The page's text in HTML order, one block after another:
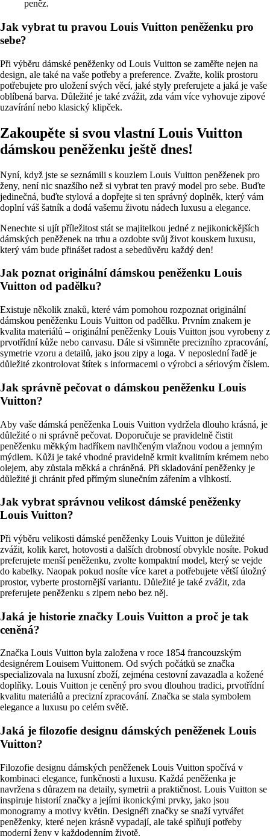
peněz.
Jak vybrat tu pravou Louis Vuitton peněženku pro
sebe?
Při výběru dámské peněženky od Louis Vuitton se zaměřte nejen na
design, ale také na vaše potřeby a preference. Zvažte, kolik prostoru
potřebujete pro uložení svých věcí, jaké styly preferujete a jaká je vaše
oblíbená barva. Důležité je také zvážit, zda vám více vyhovuje zipové
uzavírání nebo klasický klipček.
Zakoupěte si svou vlastní Louis Vuitton
dámskou peněženku ještě dnes!
Nyní, když jste se seznámili s kouzlem Louis Vuitton peněženek pro
ženy, není nic snazšího než si vybrat ten pravý model pro sebe. Buďte
jedinečná, buďte stylová a dopřejte si ten správný doplněk, který vám
doplní váš šatník a dodá vašemu životu nádech luxusu a elegance.
Nenechte si ujít příležitost stát se majitelkou jedné z nejikonickějších
dámských peněženek na trhu a ozdobte svůj život kouskem luxusu,
který vám bude přinášet radost a sebedůvěru každý den!
Jak poznat originální dámskou peněženku Louis
Vuitton od padělku?
Existuje několik znaků, které vám pomohou rozpoznat originální
dámskou peněženku Louis Vuitton od padělku. Prvním znakem je
kvalita materiálů – originální peněženky Louis Vuitton jsou vyrobeny z
prvotřídní kůže nebo canvasu. Dále si všimněte precizního zpracování,
symetrie vzoru a detailů, jako jsou zipy a loga. V neposlední řadě je
důležité zkontrolovat štítek s informacemi o výrobci a sériovým číslem.
Jak správně pečovat o dámskou peněženku Louis
Vuitton?
Aby vaše dámská peněženka Louis Vuitton vydržela dlouho krásná, je
důležité o ni správně pečovat. Doporučuje se pravidelně čistit
peněženku měkkým hadříkem navlhčeným vlažnou vodou a jemným
mýdlem. Kůži je také vhodné pravidelně krmit kvalitním krémem nebo
olejem, aby zůstala měkká a chráněná. Při skladování peněženky je
důležité ji chránit před přímým slunečním zářením a vlhkostí.
Jak vybrat správnou velikost dámské peněženky
Louis Vuitton?
Při výběru velikosti dámské peněženky Louis Vuitton je důležité
zvážit, kolik karet, hotovosti a dalších drobností obvykle nosíte. Pokud
preferujete menší peněženku, zvolte kompaktní model, který se vejde
do kabelky. Naopak pokud nosíte více karet a potřebujete větší úložný
prostor, vyberte prostornější variantu. Důležité je také zvážit, zda
preferujete peněženku s zipem nebo bez něj.
Jaká je historie značky Louis Vuitton a proč je tak
ceněná?
Značka Louis Vuitton byla založena v roce 1854 francouzským
designérem Louisem Vuittonem. Od svých počátků se značka
specializovala na luxusní zboží, zejména cestovní zavazadla a kožené
doplňky. Louis Vuitton je ceněný pro svou dlouhou tradici, prvotřídní
kvalitu materiálů a precizní zpracování. Značka se stala symbolem
elegance a luxusu po celém světě.
Jaká je filozofie designu dámských peněženek Louis
Vuitton?
Filozofie designu dámských peněženek Louis Vuitton spočívá v
kombinaci elegance, funkčnosti a luxusu. Každá peněženka je
navržena s důrazem na detaily, symetrii a praktičnost. Louis Vuitton se
inspiruje historií značky a jejími ikonickými prvky, jako jsou
monogramy a motivy květin. Designéři značky se snaží vytvářet
peněženky, které nejen krásně vypadají, ale také splňují potřeby
moderní ženy v každodenním životě.